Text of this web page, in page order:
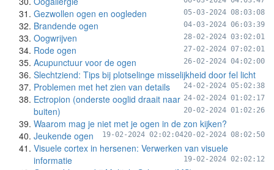
Gezwollen ogen en oogleden 05-03-2024 08:03:08
Brandende ogen 04-03-2024 06:03:39
Oogwrijven 28-02-2024 03:02:01
Rode ogen 27-02-2024 07:02:01
Acupunctuur voor de ogen 26-02-2024 04:02:00
Slechtziend: Tips bij plotselinge misselijkheid door fel licht
24-02-2024 05:02:38
Problemen met het zien van details
24-02-2024 01:02:17
Ectropion (onderste ooglid draait naar
buiten)
20-02-2024 01:02:26
Waarom mag je niet met je ogen in de zon kijken?
20-02-2024 08:02:50
Jeukende ogen 19-02-2024 02:02:04
Visuele cortex in hersenen: Verwerken van visuele
informatie
19-02-2024 02:02:12